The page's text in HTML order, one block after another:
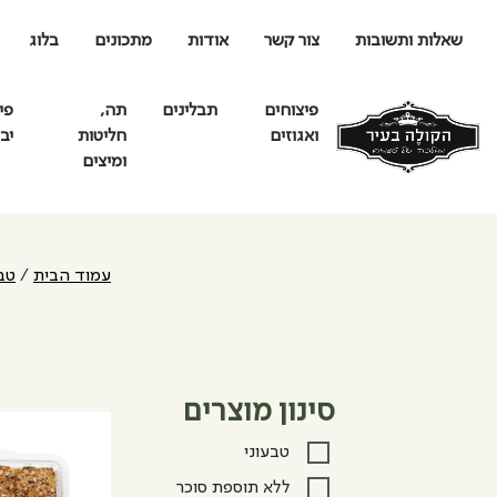
שאלות ותשובות צור קשר אודות מתכונים בלוג
פיצוחים
ואגוזים
תבלינים
תה,
חליטות
ומיצים
סינון מוצרים
טבעוני
ללא תוספת סוכר
עמוד הבית /